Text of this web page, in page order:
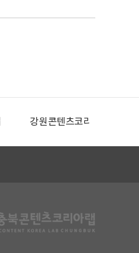
강원콘텐츠코리아랩